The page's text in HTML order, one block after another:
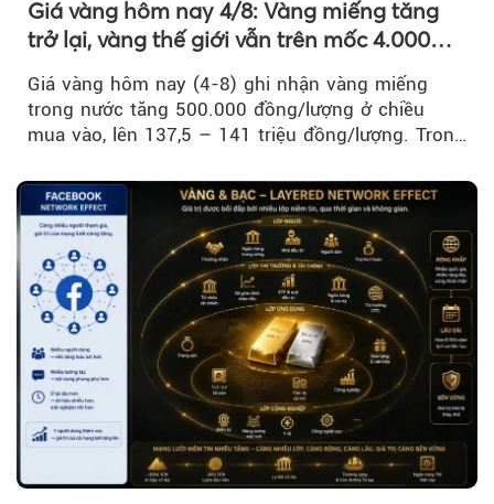
Giá vàng hôm nay 4/8: Vàng miếng tăng
trở lại, vàng thế giới vẫn trên mốc 4.000
Giá vàng hôm nay (4-8) ghi nhận vàng miếng
trong nước tăng 500.000 đồng/lượng ở chiều
mua vào, lên 137,5 – 141 triệu đồng/lượng. Trong
trì trên ngưỡng 4.000 USD/ounce.